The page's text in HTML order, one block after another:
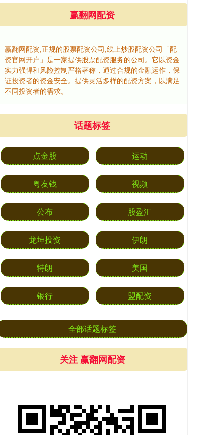
赢翻网配资
赢翻网配资,正规的股票配资公司,线上炒股配资公司「配
资官网开户」是一家提供股票配资服务的公司。它以资金
实力强悍和风险控制严格著称，通过合规的金融运作，保
证投资者的资金安全。提供灵活多样的配资方案，以满足
不同投资者的需求。
话题标签
点金股 运动
粤友钱 视频
公布 股盈汇
龙坤投资 伊朗
特朗 美国
银行 盟配资
全部话题标签
关注 赢翻网配资